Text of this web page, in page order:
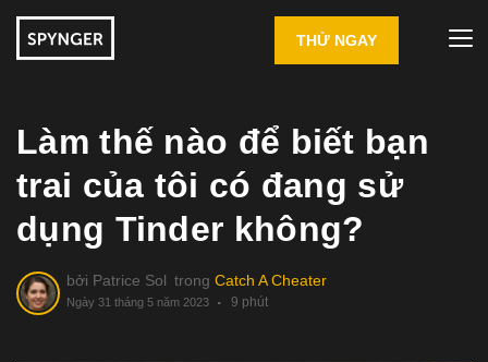
THỬ NGAY
Làm thế nào để biết bạn
trai của tôi có đang sử
dụng Tinder không?
bởi Patrice Sol trong Catch A Cheater
Ngày 31 tháng 5 năm 2023 9 phút